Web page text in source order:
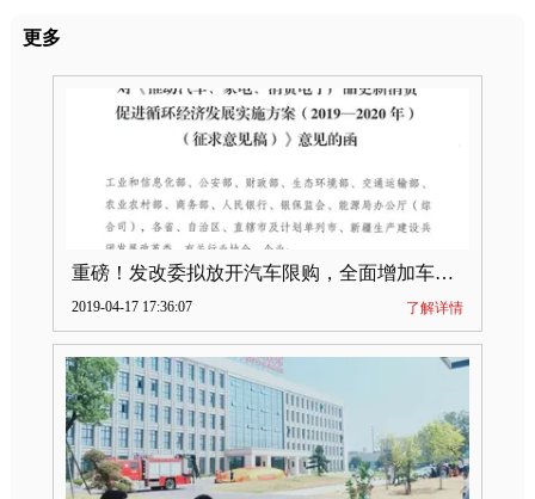
更多
重磅！发改委拟放开汽车限购，全面增加车牌指标
2019-04-17 17:36:07 了解详情